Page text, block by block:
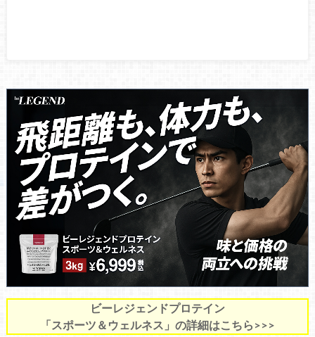
ビーレジェンドプロテイン
「スポーツ＆ウェルネス」の詳細はこちら>>>